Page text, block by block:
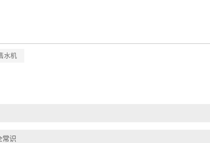
水机
常识